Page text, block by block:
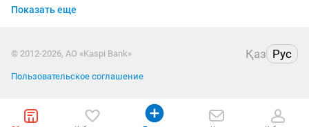
Объявления в Актобе
Объявления в Павлодаре
Показать еще
© 2012-2026, АО «Kaspi Bank» Қаз Рус
Пользовательское соглашение